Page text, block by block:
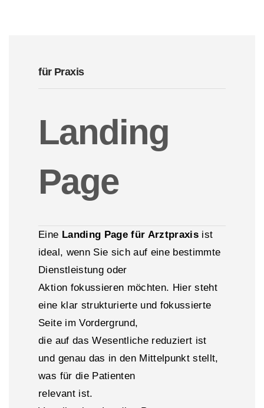
für Praxis
Landing
Page
Eine Landing Page für Arztpraxis ist
ideal, wenn Sie sich auf eine bestimmte
Dienstleistung oder
Aktion fokussieren möchten. Hier steht
eine klar strukturierte und fokussierte
Seite im Vordergrund,
die auf das Wesentliche reduziert ist
und genau das in den Mittelpunkt stellt,
was für die Patienten
relevant ist.